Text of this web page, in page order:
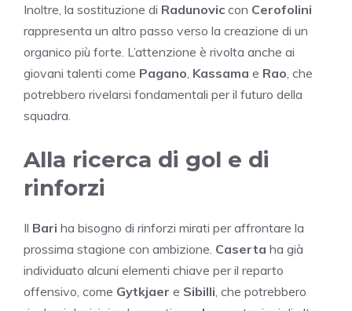
Inoltre, la sostituzione di Radunovic con Cerofolini
rappresenta un altro passo verso la creazione di un
organico più forte. L’attenzione è rivolta anche ai
giovani talenti come Pagano Kassama e Rao , che
potrebbero rivelarsi fondamentali per il futuro della
squadra.
Alla ricerca di gol e di
rinforzi
Il Bari ha bisogno di rinforzi mirati per affrontare la
prossima stagione con ambizione. Caserta ha già
individuato alcuni elementi chiave per il reparto
offensivo, come Gytkjaer e Sibilli , che potrebbero